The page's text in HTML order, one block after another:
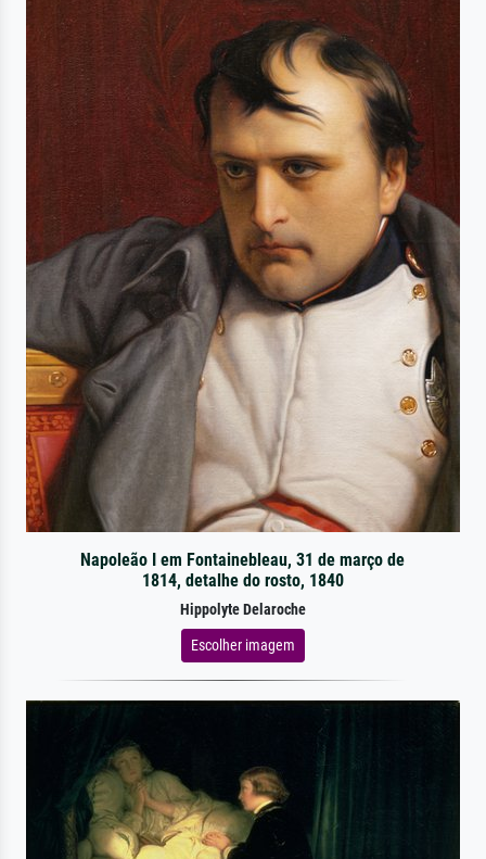
Napoleão I em Fontainebleau, 31 de março de
1814, detalhe do rosto, 1840
Hippolyte Delaroche
Escolher imagem